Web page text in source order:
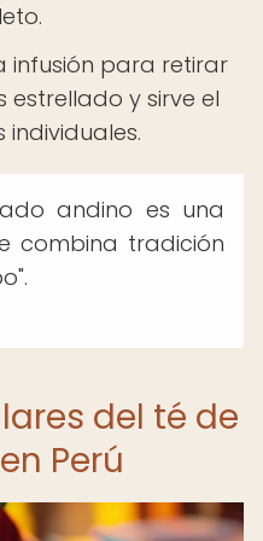
infusión para retirar
estrellado y sirve el
andino es una
combina tradición
del té de
Perú